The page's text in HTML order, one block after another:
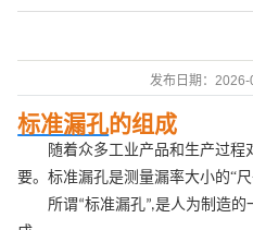
发布日期：2026-
标准漏孔的组成
随着众多工业产品和生产过程
要。标准漏孔是测量漏率大小的“
所谓“标准漏孔”,是人为制造的